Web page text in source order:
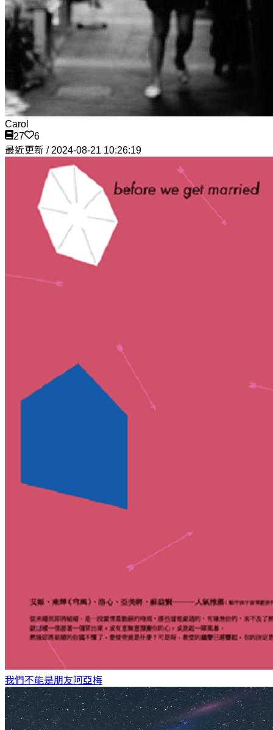
Carol
27
6
最近更新 / 2024-08-21 10:26:19
我們不能是朋友阿亞梅